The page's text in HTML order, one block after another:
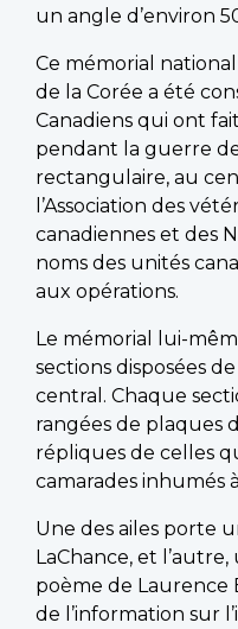
un angle d’environ
Ce mémorial
de la Corée a été
Canadiens qui ont
pendant la guerre
rectangulaire, au
l’Association des
canadiennes et des
noms des unités
aux opérations.
Le mémorial lui-
sections disposées
central. Chaque
rangées de plaques
répliques de celles
camarades inhumés
Une des ailes porte
LaChance, et
poème de Laurence
de l’information sur